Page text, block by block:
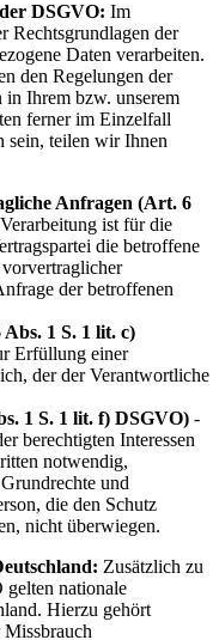
DSGVO: Im
Rechtsgrundlagen der
Daten verarbeiten.
den Regelungen der
Ihrem bzw. unserem
ferner im Einzelfall
sein, teilen wir Ihnen
Anfragen (Art. 6
ist für die
die betroffene
der betroffenen
1 S. 1 lit. c)
Erfüllung einer
der der Verantwortliche
1 S. 1 lit. f) DSGVO) -
berechtigten Interessen
notwendig,
und
die den Schutz
nicht überwiegen.
Zusätzlich zu
gelten nationale
Hierzu gehört
Missbrauch